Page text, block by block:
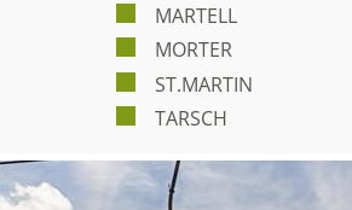
MARTELL
MORTER
ST.MARTIN
TARSCH